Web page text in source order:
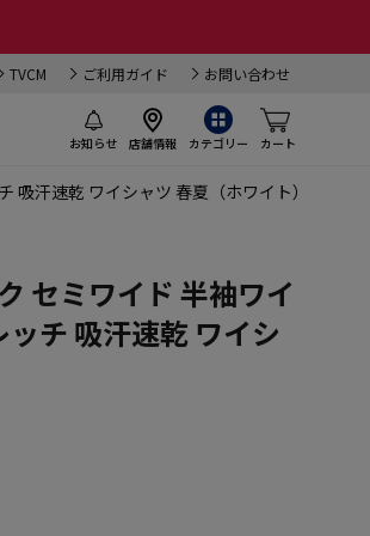
TVCM ご利用ガイド お問い合わせ
お知らせ 店舗情報 カテゴリー カート
吸汗速乾 ワイシャツ 春夏（ホワイト）
セミワイド 半袖ワイ
チ 吸汗速乾 ワイシ